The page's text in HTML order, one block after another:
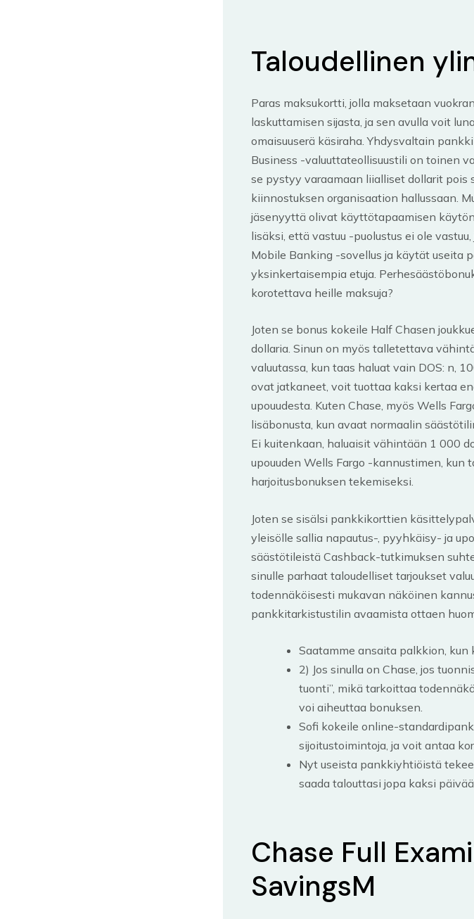
Taloudellinen
Paras maksukortti, jolla maksetaan
laskuttamisen sijasta, ja sen avulla voit
omaisuuserä käsiraha. Yhdysvaltain
Business -valuuttateollisuustili on toinen
se pystyy varaamaan liialliset dollarit
kiinnostuksen organisaation hallussaan.
jäsenyyttä olivat käyttötapaamisen
lisäksi, että vastuu -puolustus ei ole
Mobile Banking -sovellus ja käytät useita
yksinkertaisempia etuja.
korotettava heille maksuja?
Joten se bonus kokeile Half Chasen
dollaria. Sinun on myös talletettava
valuutassa, kun taas haluat vain DOS: n,
ovat jatkaneet, voit tuottaa kaksi kertaa
upouudesta. Kuten Chase, myös Wells
lisäbonusta, kun avaat normaalin
Ei kuitenkaan, haluaisit vähintään 1 000
upouuden Wells Fargo -kannustimen,
harjoitusbonuksen tekemiseksi.
Joten se sisälsi pankkikorttien
yleisölle sallia napautus-, pyyhkäisy- ja
säästötileistä Cashback-tutkimuksen
sinulle parhaat taloudelliset tarjoukset
todennäköisesti mukavan näköinen
pankkitarkistustilin avaamista ottaen
Saatamme ansaita palkkion,
2) Jos sinulla on Chase, jos
tuonti”, mikä tarkoittaa
voi aiheuttaa bonuksen.
Sofi kokeile online-
sijoitustoimintoja, ja voit antaa
Nyt useista pankkiyhtiöistä
saada talouttasi jopa kaksi
Chase Full
SavingsM